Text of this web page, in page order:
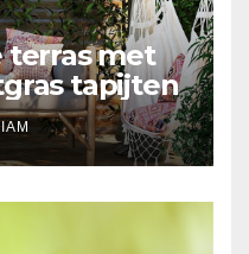
terras met
tapijten